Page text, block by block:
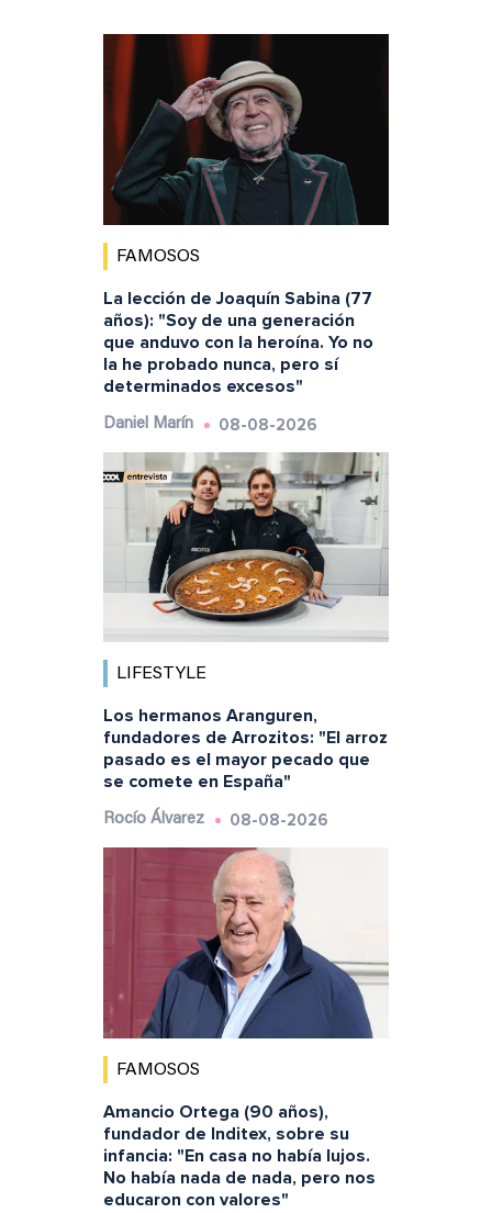
FAMOSOS
La lección de Joaquín Sabina (77
años): "Soy de una generación
que anduvo con la heroína. Yo no
la he probado nunca, pero sí
determinados excesos"
Daniel Marín 08-08-2026
LIFESTYLE
Los hermanos Aranguren,
fundadores de Arrozitos: "El arroz
pasado es el mayor pecado que
se comete en España"
Rocío Álvarez 08-08-2026
FAMOSOS
Amancio Ortega (90 años),
fundador de Inditex, sobre su
infancia: "En casa no había lujos.
No había nada de nada, pero nos
educaron con valores"